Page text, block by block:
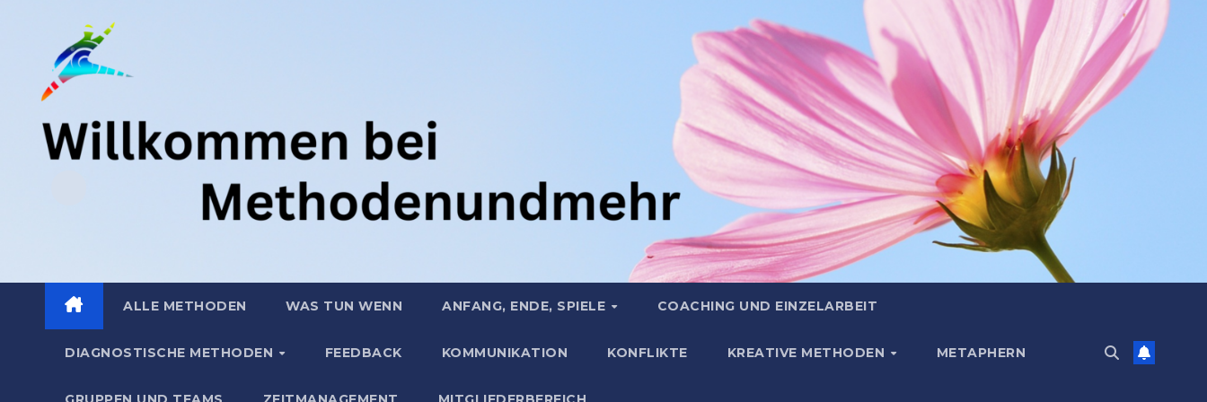
springen.
ALLE METHODEN WAS TUN WENN ANFANG, ENDE, SPIELE COACHING UND EINZELARBEIT
DIAGNOSTISCHE METHODEN FEEDBACK KOMMUNIKATION KONFLIKTE KREATIVE METHODEN METAPHERN